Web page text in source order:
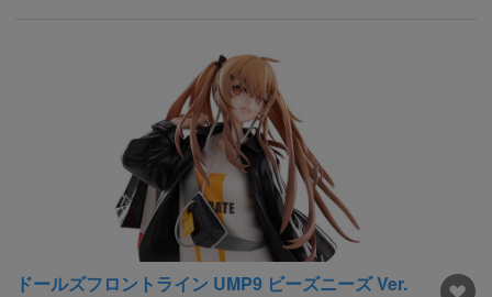
ドールズフロントライン UMP9 ビーズニーズ Ver.